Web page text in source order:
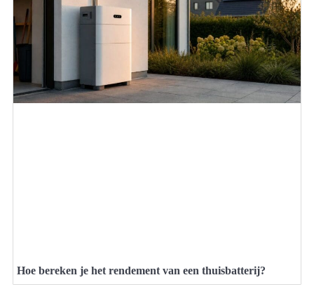
Hoe bereken je het rendement van een thuisbatterij?